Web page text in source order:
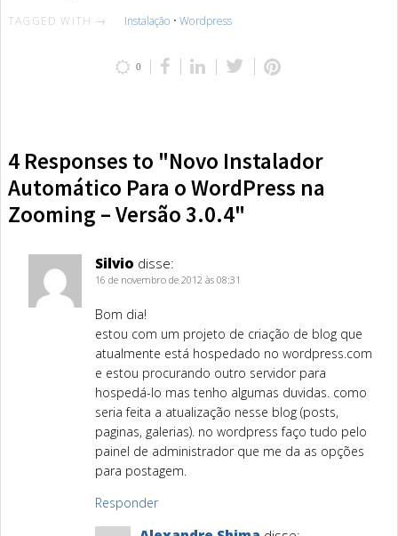
TAGGED WITH → Instalação • Wordpress
0
4 Responses to "Novo Instalador
Automático Para o WordPress na
Zooming – Versão 3.0.4"
Silvio disse:
16 de novembro de 2012 às 08:31
Bom dia!
estou com um projeto de criação de blog que
atualmente está hospedado no wordpress.com
e estou procurando outro servidor para
hospedá-lo mas tenho algumas duvidas. como
seria feita a atualização nesse blog (posts,
paginas, galerias). no wordpress faço tudo pelo
painel de administrador que me da as opções
para postagem.
Responder